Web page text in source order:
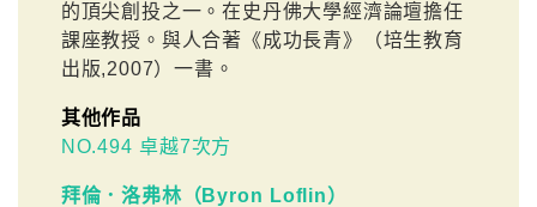
的頂尖創投之一。在史丹佛大學經濟論壇擔任
課座教授。與人合著《成功長青》（培生教育
出版,2007）一書。
其他作品
NO.494 卓越7次方
拜倫．洛弗林（Byron Loflin）